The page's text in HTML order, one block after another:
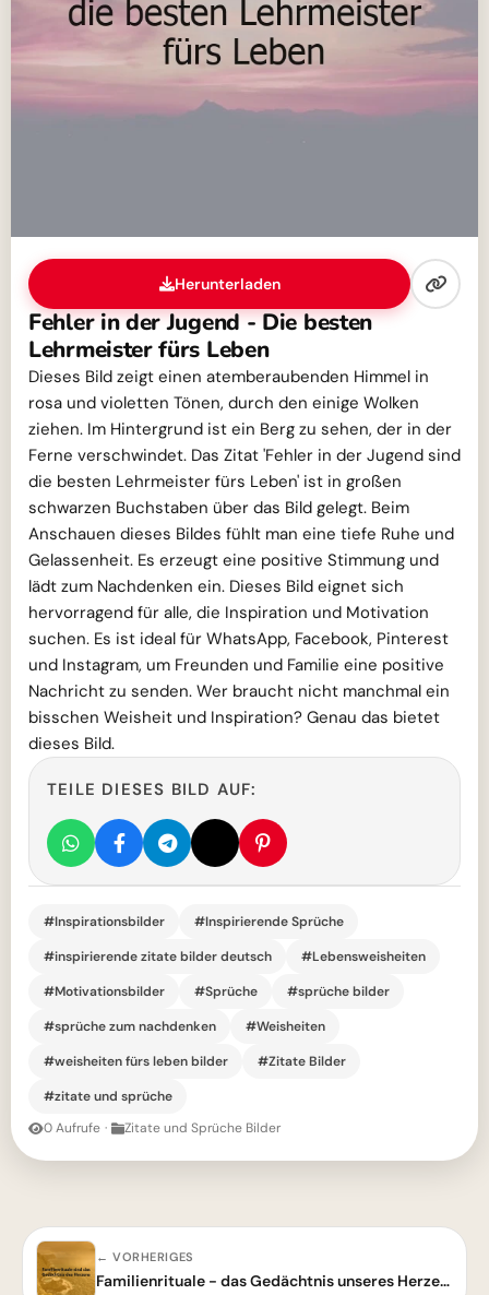
Herunterladen
Fehler in der Jugend - Die besten
Lehrmeister fürs Leben
Dieses Bild zeigt einen atemberaubenden Himmel in
rosa und violetten Tönen, durch den einige Wolken
ziehen. Im Hintergrund ist ein Berg zu sehen, der in der
Ferne verschwindet. Das Zitat 'Fehler in der Jugend sind
die besten Lehrmeister fürs Leben' ist in großen
schwarzen Buchstaben über das Bild gelegt. Beim
Anschauen dieses Bildes fühlt man eine tiefe Ruhe und
Gelassenheit. Es erzeugt eine positive Stimmung und
lädt zum Nachdenken ein. Dieses Bild eignet sich
hervorragend für alle, die Inspiration und Motivation
suchen. Es ist ideal für WhatsApp, Facebook, Pinterest
und Instagram, um Freunden und Familie eine positive
Nachricht zu senden. Wer braucht nicht manchmal ein
bisschen Weisheit und Inspiration? Genau das bietet
dieses Bild.
TEILE DIESES BILD AUF:
#Inspirationsbilder
#Inspirierende Sprüche
#inspirierende zitate bilder deutsch
#Lebensweisheiten
#Motivationsbilder
#Sprüche
#sprüche bilder
#sprüche zum nachdenken
#Weisheiten
#weisheiten fürs leben bilder
#Zitate Bilder
#zitate und sprüche
0 Aufrufe · Zitate und Sprüche Bilder
← VORHERIGES
Familienrituale - das Gedächtnis unseres Herzens